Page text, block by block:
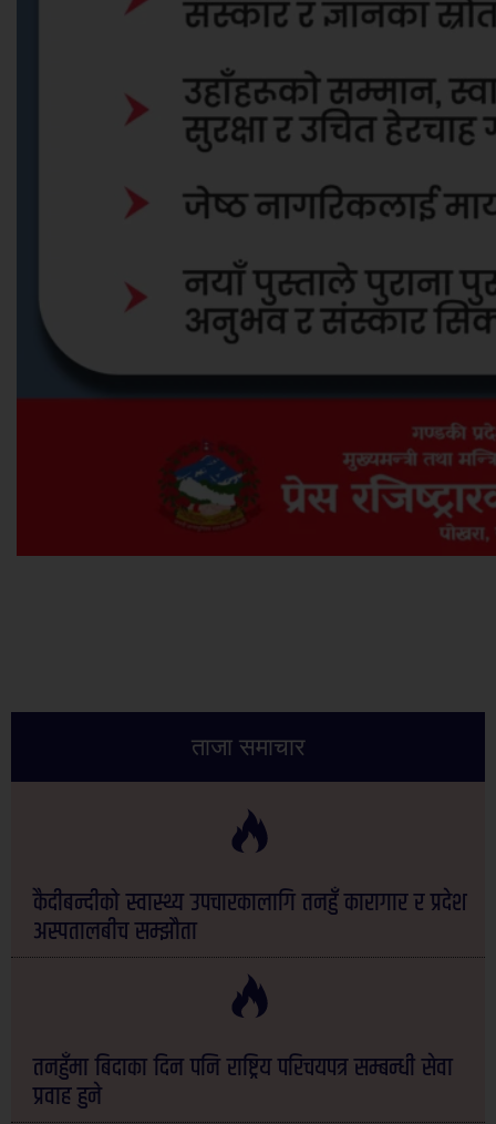
ताजा समाचार
कैदीबन्दीको स्वास्थ्य उपचारकालागि तनहुँ कारागार र प्रदेश
अस्पतालबीच सम्झौता
तनहुँमा बिदाका दिन पनि राष्ट्रिय परिचयपत्र सम्बन्धी सेवा
प्रवाह हुने